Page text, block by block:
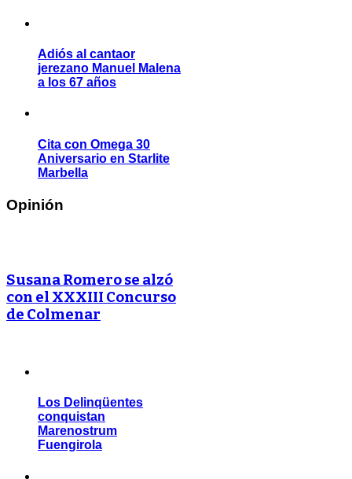
Adiós al cantaor
jerezano Manuel Malena
a los 67 años
Cita con Omega 30
Aniversario en Starlite
Marbella
Opinión
Susana Romero se alzó
con el XXXIII Concurso
de Colmenar
Los Delinqüentes
conquistan
Marenostrum
Fuengirola